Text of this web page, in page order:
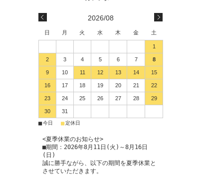
2026/08
日 月 火 水 木 金 土
1
2 3 4 5 6 7 8
9 10 11 12 13 14 15
16 17 18 19 20 21 22
23 24 25 26 27 28 29
30 31
■今日 ■定休日
<夏季休業のお知らせ>
■期間：2026年8月11日(火)～8月16日
(日)
誠に勝手ながら、以下の期間を夏季休業と
させていただきます。